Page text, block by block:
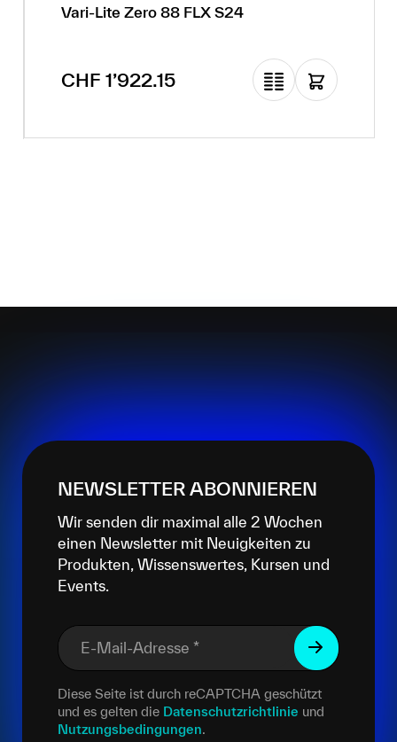
Vari-Lite Zero 88 FLX S24
Regulärer Preis:
CHF 1’922.15
NEWSLETTER ABONNIEREN
Wir senden dir maximal alle 2 Wochen
einen Newsletter mit Neuigkeiten zu
Produkten, Wissenswertes, Kursen und
Events.
E-Mail-Adresse *
Diese Seite ist durch reCAPTCHA geschützt
und es gelten die Datenschutzrichtlinie und
Nutzungsbedingungen.